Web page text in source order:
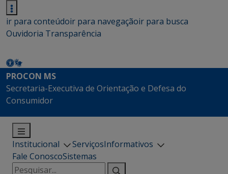
ir para conteúdoir para navegaçãoir para busca
Ouvidoria Transparência
PROCON MS
Secretaria-Executiva de Orientação e Defesa do
Consumidor
Institucional ServiçosInformativos
Fale ConoscoSistemas
Pesquisar